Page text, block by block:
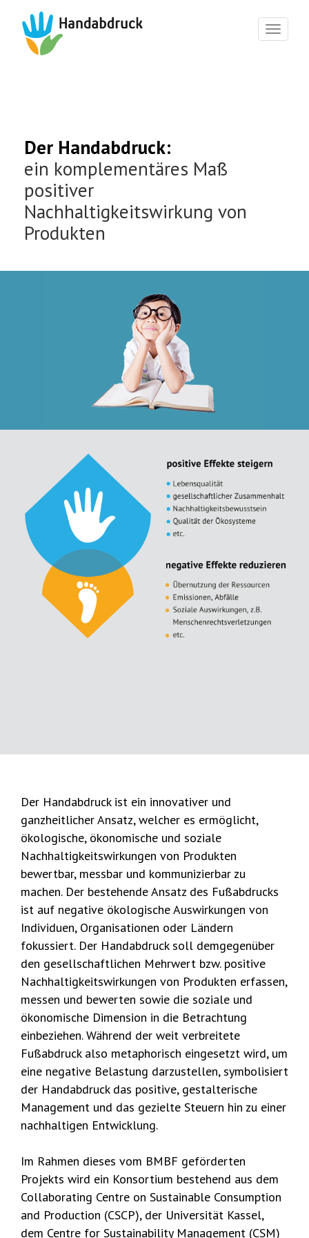
Toggle
Der Handabdruck:
ein komplementäres Maß
positiver
Nachhaltigkeitswirkung von
Produkten
Der Handabdruck ist ein innovativer und
ganzheitlicher Ansatz, welcher es ermöglicht,
ökologische, ökonomische und soziale
Nachhaltigkeitswirkungen von Produkten
bewertbar, messbar und kommunizierbar zu
machen. Der bestehende Ansatz des Fußabdrucks
ist auf negative ökologische Auswirkungen von
Individuen, Organisationen oder Ländern
fokussiert. Der Handabdruck soll demgegenüber
den gesellschaftlichen Mehrwert bzw. positive
Nachhaltigkeitswirkungen von Produkten erfassen,
messen und bewerten sowie die soziale und
ökonomische Dimension in die Betrachtung
einbeziehen. Während der weit verbreitete
Fußabdruck also metaphorisch eingesetzt wird, um
eine negative Belastung darzustellen, symbolisiert
der Handabdruck das positive, gestalterische
Management und das gezielte Steuern hin zu einer
nachhaltigen Entwicklung.
Im Rahmen dieses vom BMBF geförderten
Projekts wird ein Konsortium bestehend aus dem
Collaborating Centre on Sustainable Consumption
and Production (CSCP), der Universität Kassel,
dem Centre for Sustainability Management (CSM)